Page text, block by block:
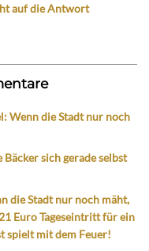
auf die Antwort
Wenn die Stadt nur noch
Bäcker sich gerade selbst
die Stadt nur noch mäht,
21 Euro Tageseintritt für ein
spielt mit dem Feuer!